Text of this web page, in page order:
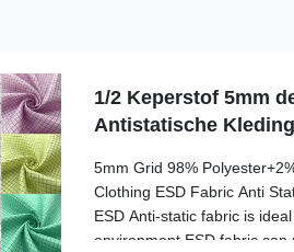
1/2 Keperstof 5mm
Antistatische
5mm Grid 98%
Clothing ESD Fabric Anti
ESD Anti-static fabric is
environment,ESD fabric